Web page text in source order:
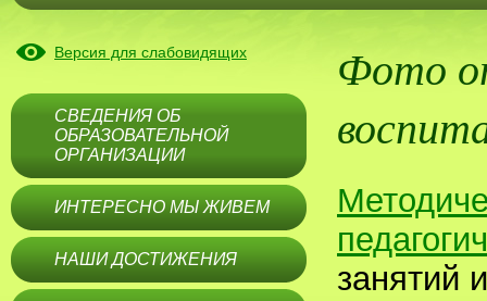
Версия для слабовидящих
СВЕДЕНИЯ ОБ
ОБРАЗОВАТЕЛЬНОЙ
ОРГАНИЗАЦИИ
ИНТЕРЕСНО МЫ ЖИВЕМ
НАШИ ДОСТИЖЕНИЯ
Фото
занятий